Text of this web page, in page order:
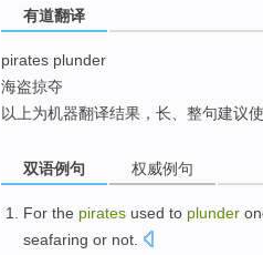
有道翻译
pirates plunder
海盗掠夺
以上为机器翻译结果，长、整句建议
双语例句 权威例句
For the pirates used to plunder
seafaring or not.